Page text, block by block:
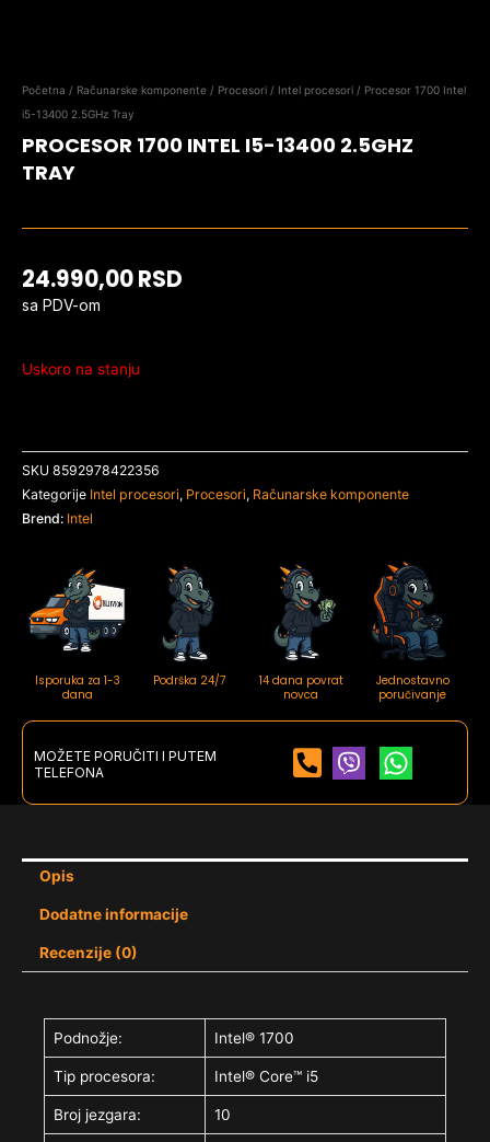
Početna / Računarske komponente / Procesori / Intel procesori / Procesor 1700 Intel
i5-13400 2.5GHz Tray
PROCESOR 1700 INTEL I5-13400 2.5GHZ
TRAY
24.990,00RSD
sa PDV-om
Uskoro na stanju
SKU 8592978422356
Kategorije Intel procesori, Procesori, Računarske komponente
Brend: Intel
Isporuka za 1-3
dana
Podrška 24/7
14 dana povrat
novca
Jednostavno
poručivanje
MOŽETE PORUČITI I PUTEM
TELEFONA
Opis
Dodatne informacije
Recenzije (0)
Podnožje: Intel® 1700
Tip procesora: Intel® Core™ i5
Broj jezgara: 10